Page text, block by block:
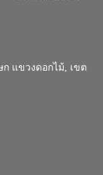
แขวงดอกไม้, เขต